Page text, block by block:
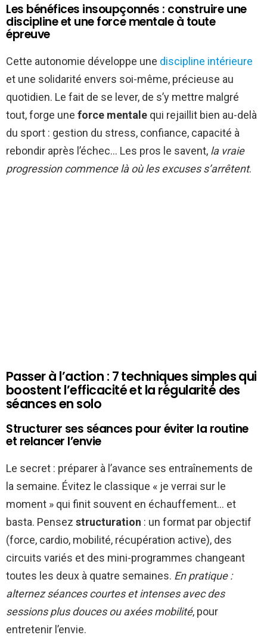
Les bénéfices insoupçonnés : construire une
discipline et une force mentale à toute
épreuve
Cette autonomie développe une discipline intérieure
et une solidarité envers soi-même, précieuse au
quotidien. Le fait de se lever, de s’y mettre malgré
tout, forge une force mentale qui rejaillit bien au-delà
du sport : gestion du stress, confiance, capacité à
rebondir après l’échec… Les pros le savent, la vraie
progression commence là où les excuses s’arrêtent.
Passer à l’action : 7 techniques simples qui
boostent l’efficacité et la régularité des
séances en solo
Structurer ses séances pour éviter la routine
et relancer l’envie
Le secret : préparer à l’avance ses entraînements de
la semaine. Évitez le classique « je verrai sur le
moment » qui finit souvent en échauffement… et
basta. Pensez structuration : un format par objectif
(force, cardio, mobilité, récupération active), des
circuits variés et des mini-programmes changeant
toutes les deux à quatre semaines. En pratique :
alternez séances courtes et intenses avec des
sessions plus douces ou axées mobilité, pour
entretenir l’envie.